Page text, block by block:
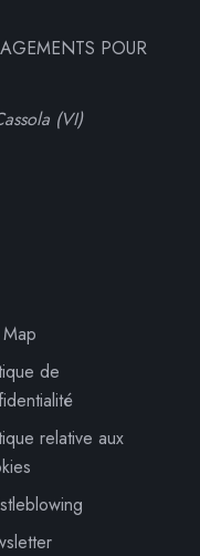
POUR
(VI)
de
relative aux